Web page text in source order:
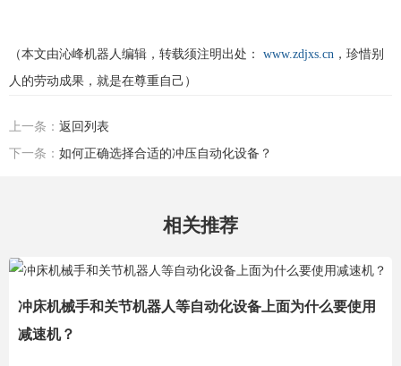
（本文由沁峰机器人编辑，转载须注明出处： www.zdjxs.cn ，珍惜别
人的劳动成果，就是在尊重自己）
上一条： 返回列表
下一条： 如何正确选择合适的冲压自动化设备？
相关推荐
冲床机械手和关节机器人等自动化设备上面为什么要使用
减速机？